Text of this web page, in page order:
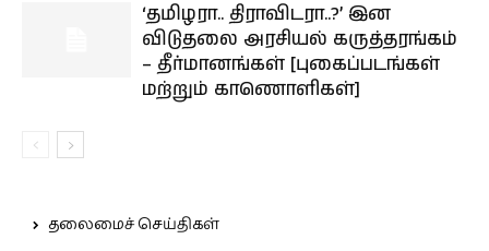
‘தமிழரா.. திராவிடரா..?’ இன
விடுதலை அரசியல் கருத்தரங்கம்
– தீர்மானங்கள் [புகைப்படங்கள்
மற்றும் காணொளிகள்]
தலைமைச் செய்திகள்